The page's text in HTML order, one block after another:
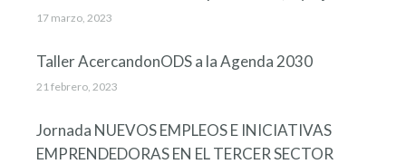
17 marzo, 2023
Taller AcercandonODS a la Agenda 2030
21 febrero, 2023
Jornada NUEVOS EMPLEOS E INICIATIVAS
EMPRENDEDORAS EN EL TERCER SECTOR